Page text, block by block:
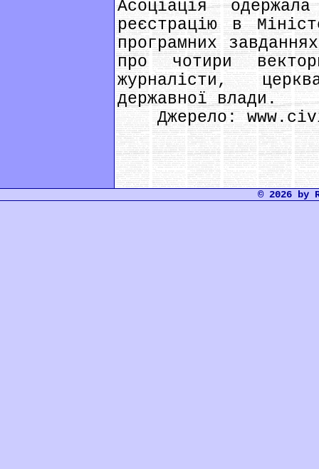
Асоціація
реєстрацію в
програмних
про чотири
журналісти,
державної влади.
Джерело:
© 2026 by